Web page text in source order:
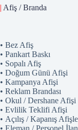
| Afiş / Branda
• Bez Afiş
• Pankart Baskı
• Sopalı Afiş
• Doğum Günü Afişi
• Kampanya Afişi
• Reklam Brandası
• Okul / Dershane Afişi
• Evlilik Teklifi Afişi
• Açılış / Kapanış
• Eleman / Personel